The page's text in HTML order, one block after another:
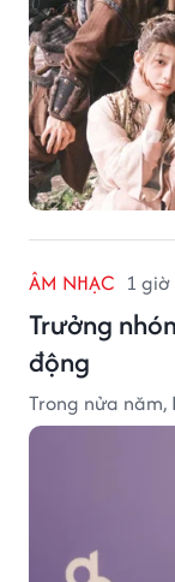
ÂM NHẠC 1
Trưởng
động
Trong nửa năm,